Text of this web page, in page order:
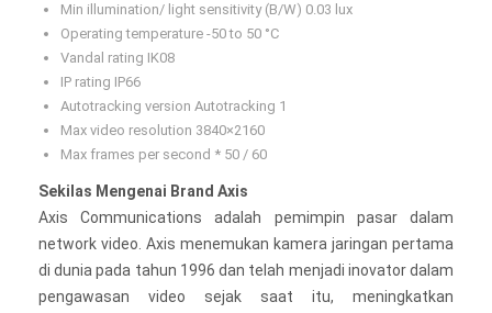
Min illumination/ light sensitivity (B/W) 0.03 lux
Operating temperature -50 to 50 °C
Vandal rating IK08
IP rating IP66
Autotracking version Autotracking 1
Max video resolution 3840×2160
Max frames per second * 50 / 60
Sekilas Mengenai Brand Axis
Axis Communications adalah pemimpin pasar dalam
network video. Axis menemukan kamera jaringan pertama
di dunia pada tahun 1996 dan telah menjadi inovator dalam
pengawasan video sejak saat itu, meningkatkan